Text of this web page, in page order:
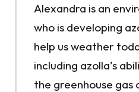
Alexandra is an
who is developing
help us weather
including azolla’s
the greenhouse gas